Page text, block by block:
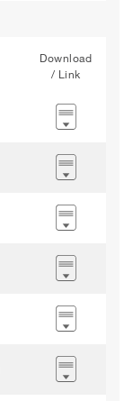
Download
/ Link